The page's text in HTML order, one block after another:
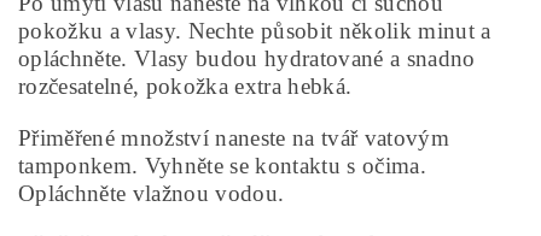
pokožku a vlasy. Nechte působit několik minut a
opláchněte. Vlasy budou hydratované a snadno
rozčesatelné, pokožka extra hebká.
Přiměřené množství naneste na tvář vatovým
tamponkem. Vyhněte se kontaktu s očima.
Opláchněte vlažnou vodou.